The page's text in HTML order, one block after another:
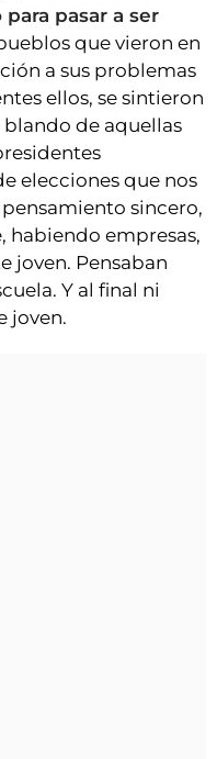
pasar a ser
que vieron en
a sus problemas
ellos, se sintieron
de aquellas
elecciones que nos
sincero,
habiendo empresas,
joven. Pensaban
Y al final ni
joven.